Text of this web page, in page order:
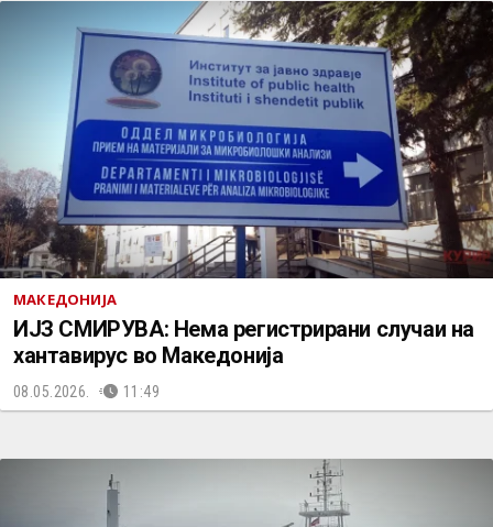
МАКЕДОНИЈА
ИЈЗ СМИРУВА: Нема регистрирани случаи на
хантавирус во Македонија
08.05.2026. 11:49